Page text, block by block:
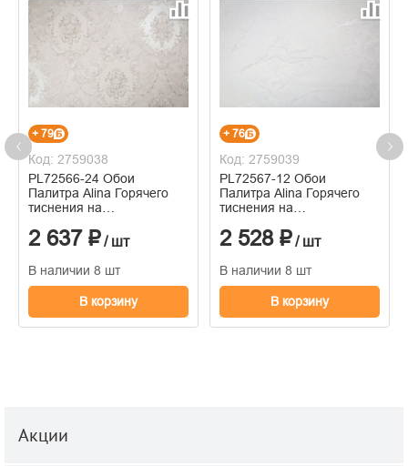
+ 79
Код: 2759038
PL72566-24 Обои
Палитра Alina Горячего
тиснения на
1.06м x 10.05
2 637 ₽/ шт
В наличии 8 шт
В корзину
+ 76
Код: 2759039
PL72567-12 Обои
Палитра Alina Горячего
тиснения на
1.06м x 10.05
2 528 ₽/ шт
В наличии 8 шт
В корзину
Акции